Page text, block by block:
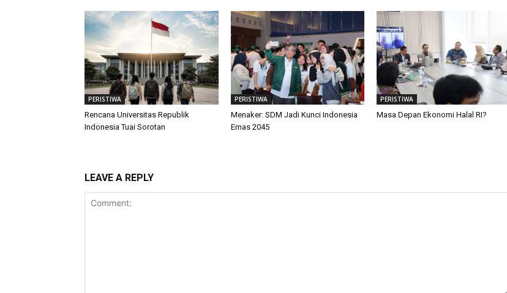
PERISTIWA
Rencana Universitas Republik
Indonesia Tuai Sorotan
PERISTIWA
Menaker: SDM Jadi Kunci Indonesia
Emas 2045
PERISTIWA
Masa Depan Ekonomi Halal RI?
LEAVE A REPLY